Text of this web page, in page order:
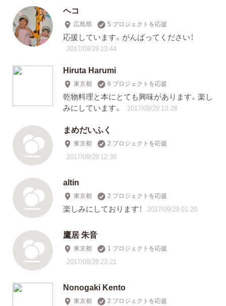
ヘコ
広島県 5 プロジェクトを応援
応援しています。がんばってください！
2017/09/29 13:44
Hiruta Harumi
東京都 6 プロジェクトを応援
乾物料理と本にとても興味があります。楽し
みにしています。
2017/09/29 13:28
まめだいふく
東京都 2 プロジェクトを応援
2017/09/29 12:30
altin
東京都 2 プロジェクトを応援
楽しみにしております！ 2017/09/29 01:20
鷹居 朱音
東京都 1 プロジェクトを応援
2017/09/28 23:21
Nonogaki Kento
東京都 2 プロジェクトを応援